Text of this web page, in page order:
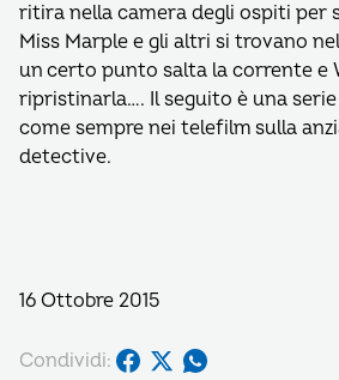
ritira nella camera degli ospiti per
Miss Marple e gli altri si trovano
un certo punto salta la corrente e
ripristinarla…. Il seguito è una
come sempre nei telefilm sulla
detective.
16 Ottobre 2015
Condividi: